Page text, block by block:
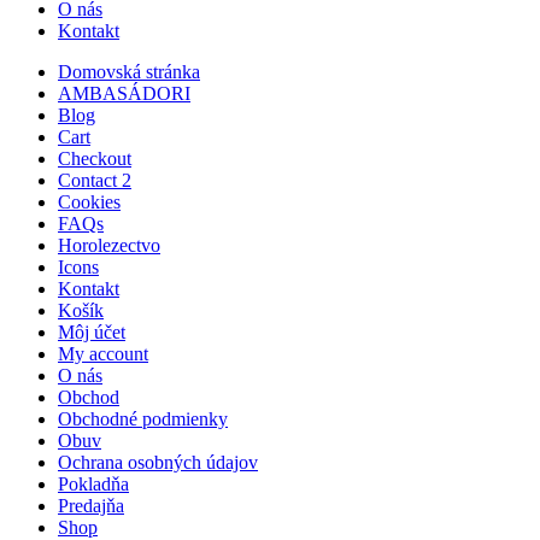
O nás
Kontakt
Domovská stránka
AMBASÁDORI
Blog
Cart
Checkout
Contact 2
Cookies
FAQs
Horolezectvo
Icons
Kontakt
Košík
Môj účet
My account
O nás
Obchod
Obchodné podmienky
Obuv
Ochrana osobných údajov
Pokladňa
Predajňa
Shop